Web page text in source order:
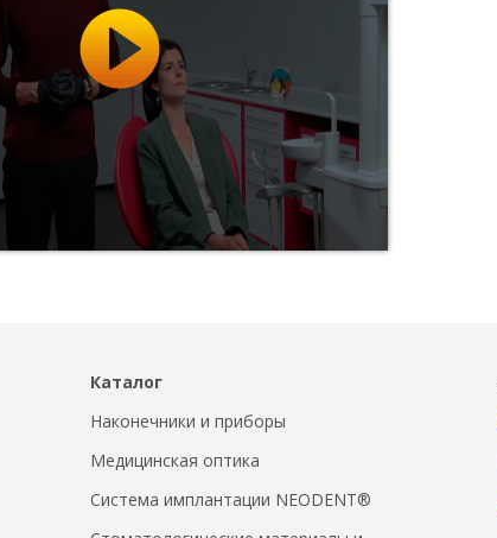
Каталог
Наконечники и приборы
Медицинская оптика
Система имплантации NEODENT®